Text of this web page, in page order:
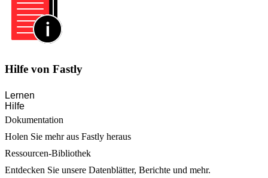
Hilfe von Fastly
Lernen
Hilfe
Dokumentation
Holen Sie mehr aus Fastly heraus
Ressourcen-Bibliothek
Entdecken Sie unsere Datenblätter, Berichte und mehr.